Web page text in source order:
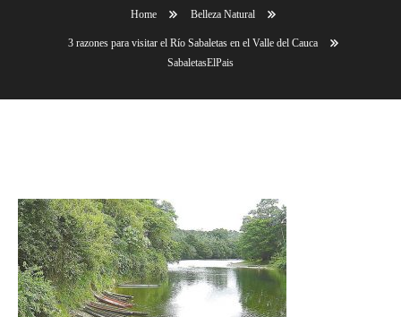
Home Belleza Natural
3 razones para visitar el Río Sabaletas en el Valle del Cauca
SabaletasElPais